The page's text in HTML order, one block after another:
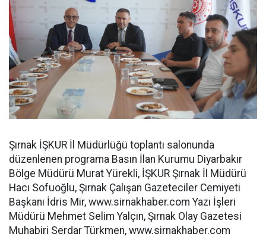
Şırnak İŞKUR İl Müdürlüğü toplantı salonunda
düzenlenen programa Basın İlan Kurumu Diyarbakır
Bölge Müdürü Murat Yürekli, İŞKUR Şırnak İl Müdürü
Hacı Sofuoğlu, Şırnak Çalışan Gazeteciler Cemiyeti
Başkanı İdris Mir, www.sirnakhaber.com Yazı İşleri
Müdürü Mehmet Selim Yalçın, Şırnak Olay Gazetesi
Muhabiri Serdar Türkmen, www.sirnakhaber.com